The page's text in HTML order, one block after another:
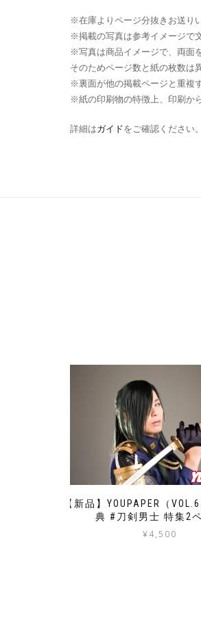
※在庫よりページ分抜きお送り
※掲載の写真は参考イメージで
※写真は商品イメージで、両面
そのためページ数と紙の枚数は
※裏面が他の掲載ページと重複
※紙の印刷物の特徴上、印刷か
詳細はガイドをご確認ください。
【新品】YOUPAPER（
典 #刀剣男士 特集2
¥4,500